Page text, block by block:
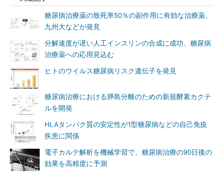
糖尿病治療薬の致死率50％の副作用に有効な治療薬、
九州大などが発見
分解速度が遅い人工インスリンの合成に成功、糖尿病
治療薬への応用見込む
ヒトのウイルス糖尿病リスク遺伝子を発見
糖尿病治療における膵島分離のための新規酵素カクテ
ルを開発
HLAタンパク質の安定性が1型糖尿病などの自己免疫
疾患に関係
電子カルテ解析を機械学習で、糖尿病治療の90日後の
効果を高精度に予測